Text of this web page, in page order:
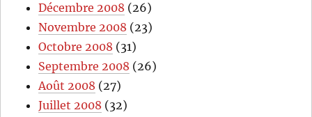
Décembre 2008 (26)
Novembre 2008 (23)
Octobre 2008 (31)
Septembre 2008 (26)
Août 2008 (27)
Juillet 2008 (32)